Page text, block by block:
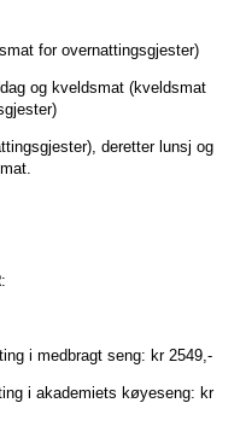
for overnattingsgjester)
og kveldsmat (kveldsmat
deretter lunsj og
:
i medbragt seng: kr 2549,-
i akademiets køyeseng: kr